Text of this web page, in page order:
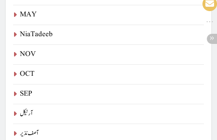
MAY
NiaTadeeb
NOV
OCT
SEP
آرٹیکل
آصف نذیر